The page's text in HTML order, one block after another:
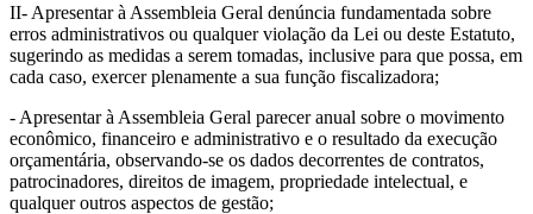
II- Apresentar à Assembleia Geral denúncia fundamentada sobre
erros administrativos ou qualquer violação da Lei ou deste Estatuto,
sugerindo as medidas a serem tomadas, inclusive para que possa, em
cada caso, exercer plenamente a sua função fiscalizadora;
- Apresentar à Assembleia Geral parecer anual sobre o movimento
econômico, financeiro e administrativo e o resultado da execução
orçamentária, observando-se os dados decorrentes de contratos,
patrocinadores, direitos de imagem, propriedade intelectual, e
qualquer outros aspectos de gestão;